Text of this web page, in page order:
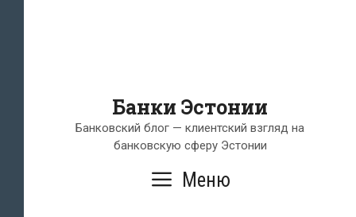
Банки Эстонии
Банковский блог — клиентский взгляд на
банковскую сферу Эстонии
Меню